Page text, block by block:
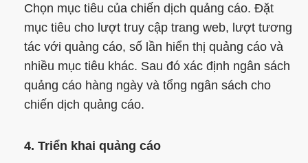
Chọn mục tiêu của chiến dịch quảng cáo. Đặt
mục tiêu cho lượt truy cập trang web, lượt tương
tác với quảng cáo, số lần hiển thị quảng cáo và
nhiều mục tiêu khác. Sau đó xác định ngân sách
quảng cáo hàng ngày và tổng ngân sách cho
chiến dịch quảng cáo.
4. Triển khai quảng cáo